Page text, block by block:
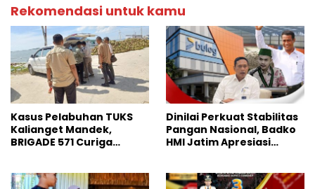
Rekomendasi untuk kamu
Kasus Pelabuhan TUKS
Kalianget Mandek,
BRIGADE 571 Curiga
Dinilai Perkuat Stabilitas
Pangan Nasional, Badko
HMI Jatim Apresiasi